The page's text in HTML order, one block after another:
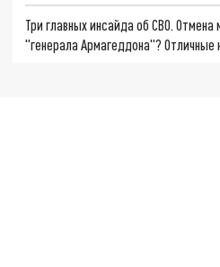
Три главных инсайда об СВО.
"генерала Армагеддона"?